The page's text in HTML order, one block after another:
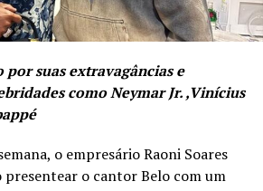
que sua mente, seu corpo e seu
em sintonia e alto rendimento.
no turismo náutico do Brasil,
para impulsionar a
O município se preparou para
de cruzeiros e oferecer uma
de altíssima qualidade”,
de Turismo, Evandro Neiva.
suas extravagâncias e
como Neymar Jr. ,Vinícius
o empresário Raoni Soares
presentear o cantor Belo com um